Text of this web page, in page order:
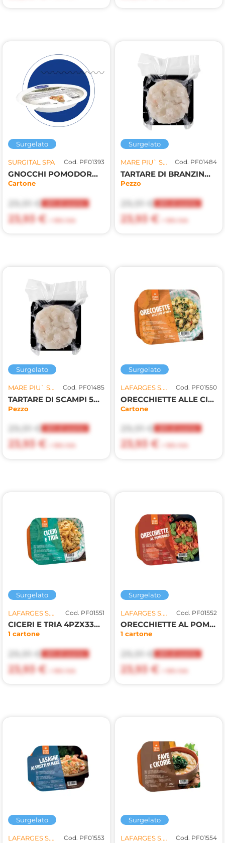
Surgelato
SURGITAL SPA Cod. PF01393
GNOCCHI POMODORO/MOZZARELLA
Cartone
20% di sconto
29,91 €
23,93 €
Surgelato
MARE PIU` SRL Cod. PF01484
TARTARE DI BRANZINO 80GR
Pezzo
20% di sconto
29,91 €
23,93 €
Surgelato
MARE PIU` SRL Cod. PF01485
TARTARE DI SCAMPI 50GR
Pezzo
29,91 €
23,93 €
Surgelato
LAFARGES S.R.L. Cod. PF01550
ORECCHIETTE ALLE CIME DI RAPA 4PZX330GR(LF)
Cartone
29,91 €
23,93 €
Surgelato
LAFARGES S.R.L. Cod. PF01551
CICERI E TRIA 4PZX330GR(LF)
1 cartone
20% di sconto
29,91 €
23,93 €
Surgelato
LAFARGES S.R.L. Cod. PF01552
ORECCHIETTE AL POMODORO 4PZX330GR(LF)
1 cartone
20% di sconto
29,91 €
23,93 €
Surgelato
LAFARGES S.R.L. Cod. PF01553
Surgelato
LAFARGES S.R.L. Cod. PF01554